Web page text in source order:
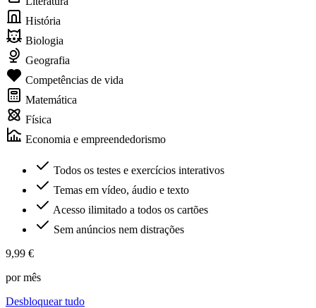
História
Biologia
Geografia
Competências de vida
Matemática
Física
Economia e empreendedorismo
Todos os testes e exercícios interativos
Temas em vídeo, áudio e texto
Acesso ilimitado a todos os cartões
Sem anúncios nem distrações
9,99 €
por mês
Desbloquear tudo